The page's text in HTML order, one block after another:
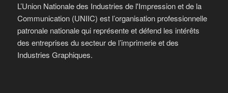
L’Union Nationale des Industries de l'Impression et de la
Communication (UNIIC) est l’organisation professionnelle
patronale nationale qui représente et défend les intérêts
des entreprises du secteur de l’imprimerie et des
Industries Graphiques.